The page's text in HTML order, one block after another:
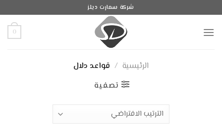
to
content
شركة سمارت ديلز
0
الرئيسية / قواعد دلال
تصفية